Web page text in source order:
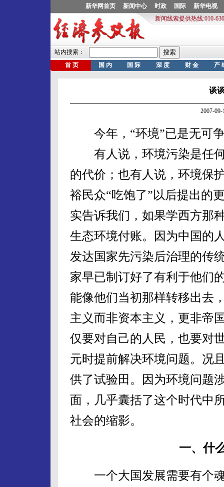
谈
2007-
今年，“环境”已是无可争
有人说，环境污染是任何
的代价；也有人说，环境保
裕民众“吃饱了”以后提出的
实告诉我们，如果学西方那
生态环境付账。因为中国的
发达国家先污染后治理的传
家早已制订好了有利于他们
能像他们当初那样转移出去
主义而非资本主义，更非帝
仅要对自己的人民，也要对
元时提前解决环境问题。况
供了试验田。因为环境问题
面，几乎囊括了这个时代中
社会的缩影。
一、什
一个大国发展需要有个魂